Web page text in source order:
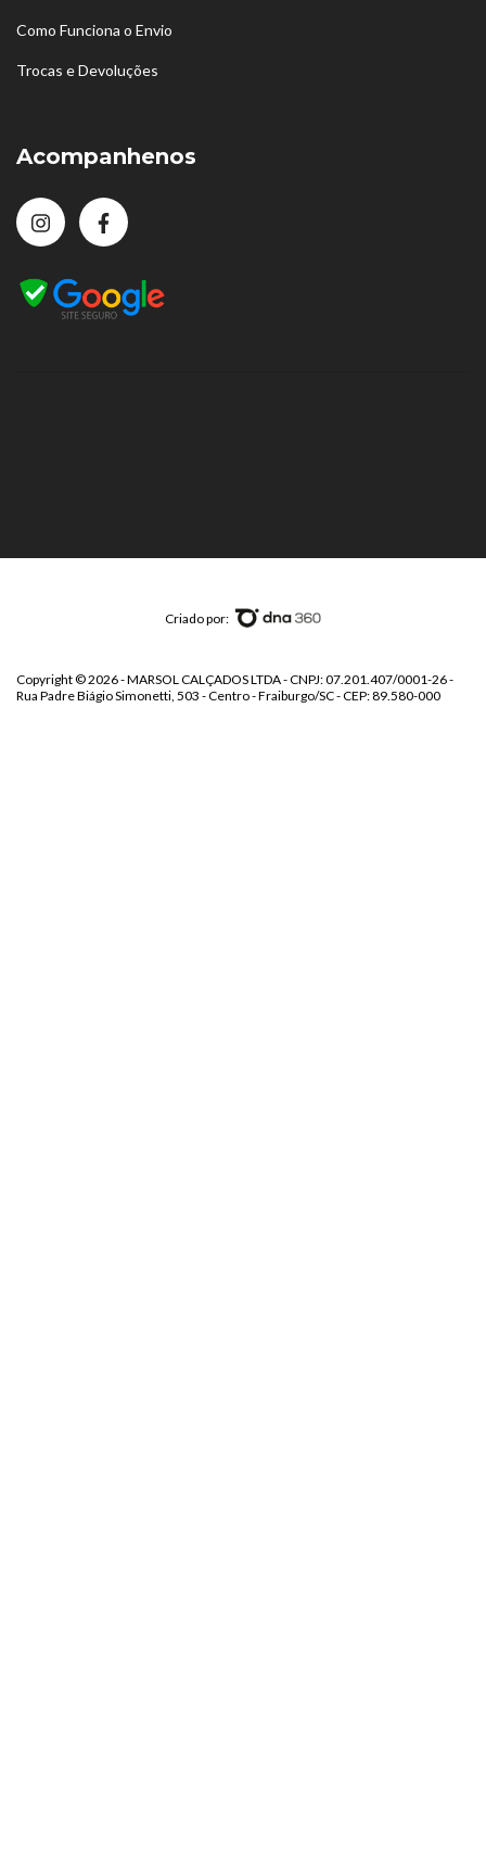
Como Funciona o Envio
Trocas e Devoluções
Acompanhenos
Criado por:
Copyright © 2026 - MARSOL CALÇADOS LTDA - CNPJ: 07.201.407/0001-26 -
Rua Padre Biágio Simonetti, 503 - Centro - Fraiburgo/SC - CEP: 89.580-000